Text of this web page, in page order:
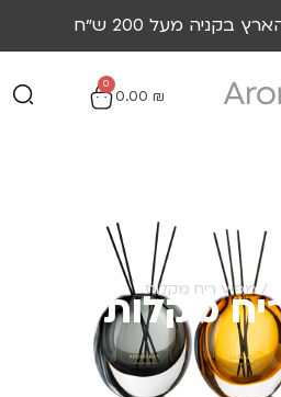
בקניה מעל 200 ש״ח
0.00 ₪
0
/ מפיץ ריח מקלות
מקלות